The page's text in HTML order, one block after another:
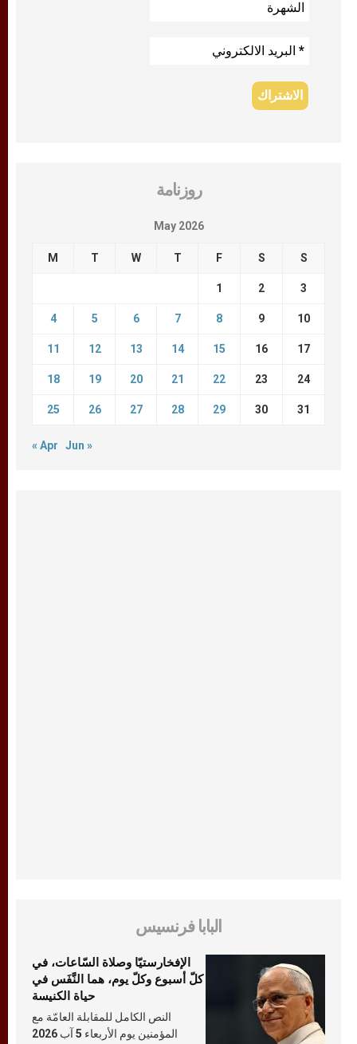
روزنامة
May 2026
M T W T F S S
1 2 3
4 5 6 7 8 9 10
11 12 13 14 15 16 17
18 19 20 21 22 23 24
25 26 27 28 29 30 31
« Apr Jun »
البابا فرنسيس
الإفخارستيّا وصلاة السّاعات، في
كلّ أسبوع وكلّ يوم، هما النَّفَس في
حياة الكنيسة
النص الكامل للمقابلة العامّة مع
المؤمنين يوم الأربعاء 5 آب 2026